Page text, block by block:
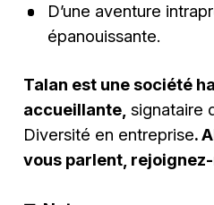
D’une aventure
épanouissante.
Talan est une société
accueillante,signataire
Diversité en entreprise.
vous parlent,